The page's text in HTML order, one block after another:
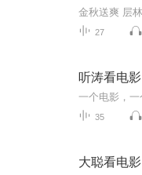
27
听涛看电影
35
大聪看电影